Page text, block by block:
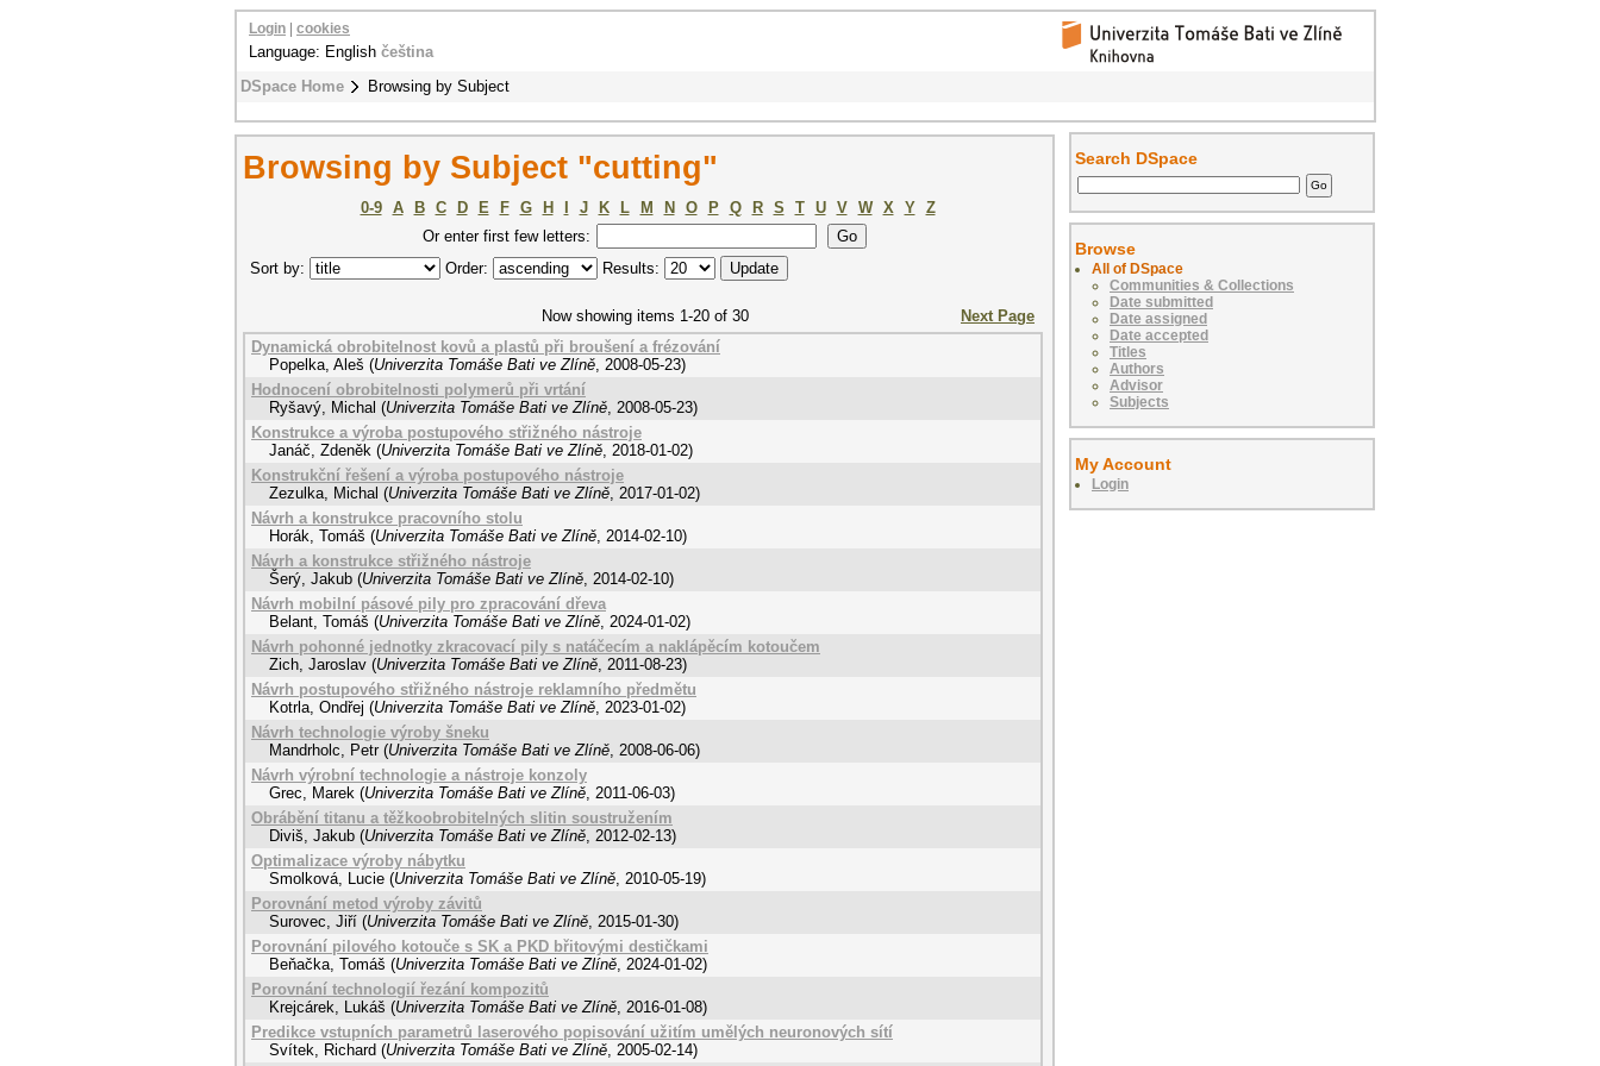
DSpace Home Browsing by Subject
Login cookies
Language: English čeština
Browsing by Subject "cutting"
0-9 A B C D E F G H J K L M N O P Q R S T U V W X Y
Z
Or enter first few letters:
Sort by:
Order: Results:
Now showing items 1-20 of 30
Next Page
Dynamická obrobitelnost kovů a plastů při broušení a frézování
Popelka, Aleš (Univerzita Tomáše Bati ve Zlíně, 2008-05-23)
Hodnocení obrobitelnosti polymerů při vrtání
Ryšavý, Michal (Univerzita Tomáše Bati ve Zlíně, 2008-05-23)
Konstrukce a výroba postupového střižného nástroje
Janáč, Zdeněk (Univerzita Tomáše Bati ve Zlíně, 2018-01-02)
Konstrukční řešení a výroba postupového nástroje
Zezulka, Michal (Univerzita Tomáše Bati ve Zlíně, 2017-01-02)
Návrh a konstrukce pracovního stolu
Horák, Tomáš (Univerzita Tomáše Bati ve Zlíně, 2014-02-10)
Návrh a konstrukce střižného nástroje
Šerý, Jakub (Univerzita Tomáše Bati ve Zlíně, 2014-02-10)
Návrh mobilní pásové pily pro zpracování dřeva
Belant, Tomáš (Univerzita Tomáše Bati ve Zlíně, 2024-01-02)
Návrh pohonné jednotky zkracovací pily s natáčecím a naklápěcím kotoučem
Zich, Jaroslav (Univerzita Tomáše Bati ve Zlíně, 2011-08-23)
Návrh postupového střižného nástroje reklamního předmětu
Kotrla, Ondřej (Univerzita Tomáše Bati ve Zlíně, 2023-01-02)
Návrh technologie výroby šneku
Mandrholc, Petr (Univerzita Tomáše Bati ve Zlíně, 2008-06-06)
Návrh výrobní technologie a nástroje konzoly
Grec, Marek (Univerzita Tomáše Bati ve Zlíně, 2011-06-03)
Obrábění titanu a těžkoobrobitelných slitin soustružením
Diviš, Jakub (Univerzita Tomáše Bati ve Zlíně, 2012-02-13)
Optimalizace výroby nábytku
Smolková, Lucie (Univerzita Tomáše Bati ve Zlíně, 2010-05-19)
Porovnání metod výroby závitů
Surovec, Jiří (Univerzita Tomáše Bati ve Zlíně, 2015-01-30)
Porovnání pilového kotouče s SK a PKD břitovými destičkami
Beňačka, Tomáš (Univerzita Tomáše Bati ve Zlíně, 2024-01-02)
Porovnání technologií řezání kompozitů
Krejcárek, Lukáš (Univerzita Tomáše Bati ve Zlíně, 2016-01-08)
Predikce vstupních parametrů laserového popisování užitím umělých neuronových sítí
Svítek, Richard (Univerzita Tomáše Bati ve Zlíně, 2005-02-14)
Search DSpace
Browse
All of DSpace
Communities & Collections
Date submitted
Date assigned
Date accepted
Titles
Authors
Advisor
Subjects
My Account
Login